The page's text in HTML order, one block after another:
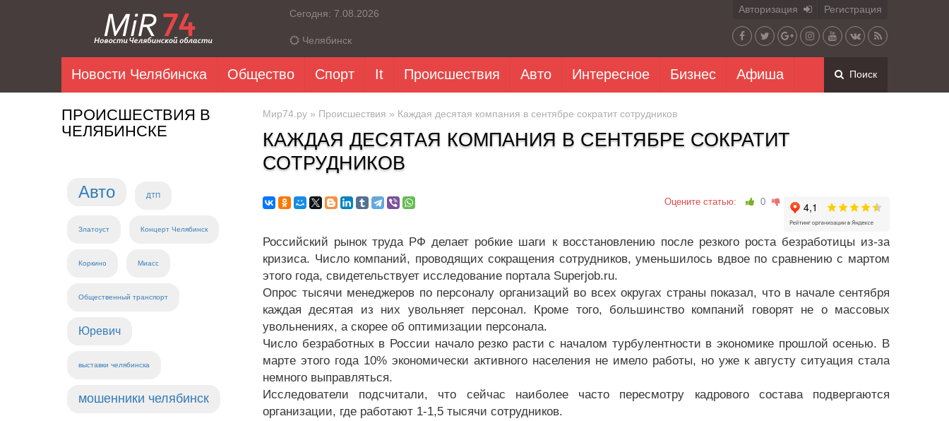
Сегодня: 7.08.2026
Челябинск
Авторизация Регистрация
Новости Челябинска Общество Спорт It Происшествия Авто Интересное Бизнес Афиша Поиск
ПРОИСШЕСТВИЯ В
ЧЕЛЯБИНСКЕ
Авто ДТП
Златоуст Концерт Челябинск
Коркино Миасс
Общественный транспорт
Юревич
выставки челябинска
мошенники челябинск
Мир74.ру » Происшествия » Каждая десятая компания в сентябре сократит сотрудников
КАЖДАЯ ДЕСЯТАЯ КОМПАНИЯ В СЕНТЯБРЕ СОКРАТИТ
СОТРУДНИКОВ
Оцените статью: 0
Российский рынок труда РФ делает робкие шаги к восстановлению после резкого роста безработицы из-за
кризиса. Число компаний, проводящих сокращения сотрудников, уменьшилось вдвое по сравнению с мартом
этого года, свидетельствует исследование портала Superjob.ru.
Опрос тысячи менеджеров по персоналу организаций во всех округах страны показал, что в начале сентября
каждая десятая из них увольняет персонал. Кроме того, большинство компаний говорят не о массовых
увольнениях, а скорее об оптимизации персонала.
Число безработных в России начало резко расти с началом турбулентности в экономике прошлой осенью. В
марте этого года 10% экономически активного населения не имело работы, но уже к августу ситуация стала
немного выправляться.
Исследователи подсчитали, что сейчас наиболее часто пересмотру кадрового состава подвергаются
организации, где работают 1-1,5 тысячи сотрудников.